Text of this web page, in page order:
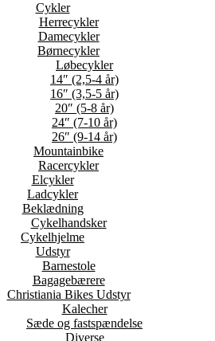
Cykler
Herrecykler
Damecykler
Børnecykler
Løbecykler
14″ (2,5-4 år)
16″ (3,5-5 år)
20″ (5-8 år)
24″ (7-10 år)
26″ (9-14 år)
Mountainbike
Racercykler
Elcykler
Ladcykler
Beklædning
Cykelhandsker
Cykelhjelme
Udstyr
Barnestole
Bagagebærere
Christiania Bikes Udstyr
Kalecher
Sæde og fastspændelse
Diverse